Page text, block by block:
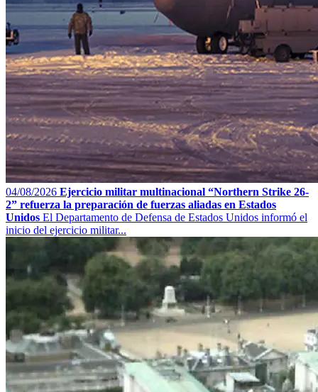
04/08/2026 Ejercicio militar multinacional “Northern Strike 26-
2” refuerza la preparación de fuerzas aliadas en Estados
Unidos El Departamento de Defensa de Estados Unidos informó el
inicio del ejercicio militar...